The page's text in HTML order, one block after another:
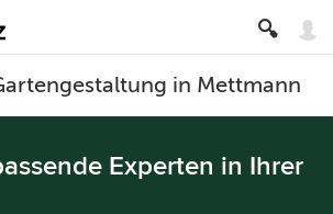
in Mettmann
Experten in Ihrer